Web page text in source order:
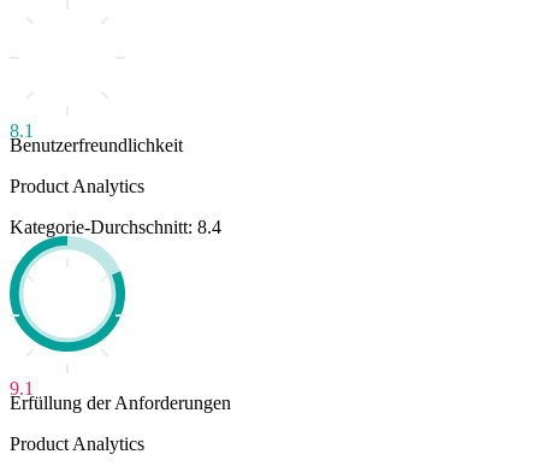
8.1
Benutzerfreundlichkeit
Product Analytics
Kategorie-Durchschnitt: 8.4
9.1
Erfüllung der Anforderungen
Product Analytics